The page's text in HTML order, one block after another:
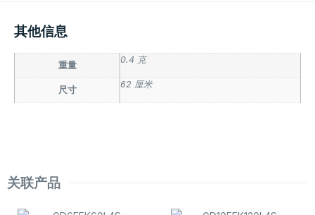
其他信息
重量
0.4 克
尺寸
62 厘米
关联产品